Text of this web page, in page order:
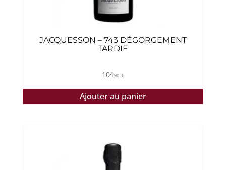
JACQUESSON – 743 DÉGORGEMENT
TARDIF
104,90 €
Ajouter au panier